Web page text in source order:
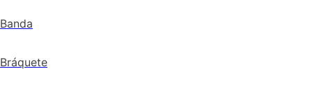
Banda
Bráquete